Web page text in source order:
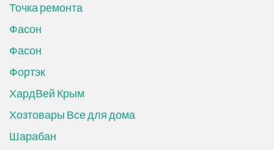
Точка ремонта
Фасон
Фасон
Фортэк
ХардВей Крым
Хозтовары Все для дома
Шарабан